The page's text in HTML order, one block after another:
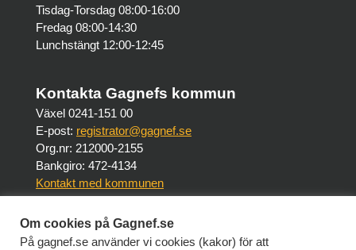
Tisdag-Torsdag 08:00-16:00
Fredag 08:00-14:30
Lunchstängt 12:00-12:45
Kontakta Gagnefs kommun
Växel 0241-151 00
E-post: registrator@gagnef.se
Org.nr: 212000-2155
Bankgiro: 472-4134
Kontakt med kommunen
Om webbplatsen
Om cookies på Gagnef.se
På gagnef.se använder vi cookies (kakor) för att